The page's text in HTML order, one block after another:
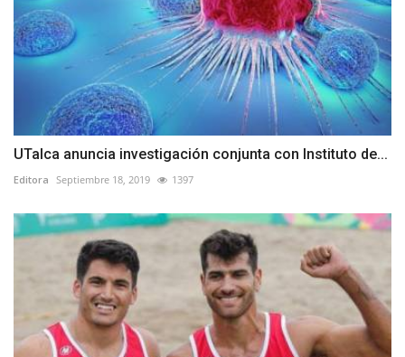
UTalca anuncia investigación conjunta con Instituto de...
Editora Septiembre 18, 2019 1397